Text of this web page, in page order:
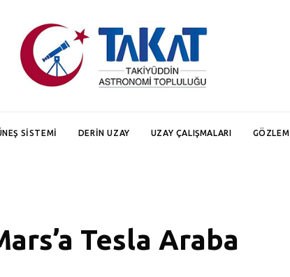
SISTEMI DERIN UZAY UZAY ÇALIŞMALARI GÖZLEM
Tesla Araba